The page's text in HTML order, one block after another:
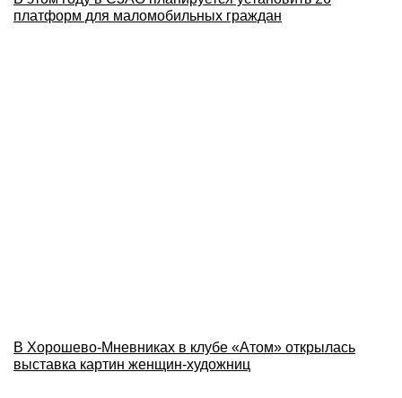
платформ для маломобильных граждан
В Хорошево-Мневниках в клубе «Атом» открылась
выставка картин женщин-художниц